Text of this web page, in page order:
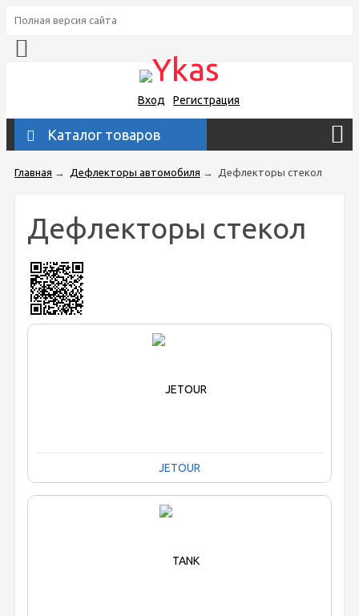
Полная версия сайта
Вход Регистрация
Каталог товаров
Главная → Дефлекторы автомобиля → Дефлекторы стекол
Дефлекторы стекол
JETOUR